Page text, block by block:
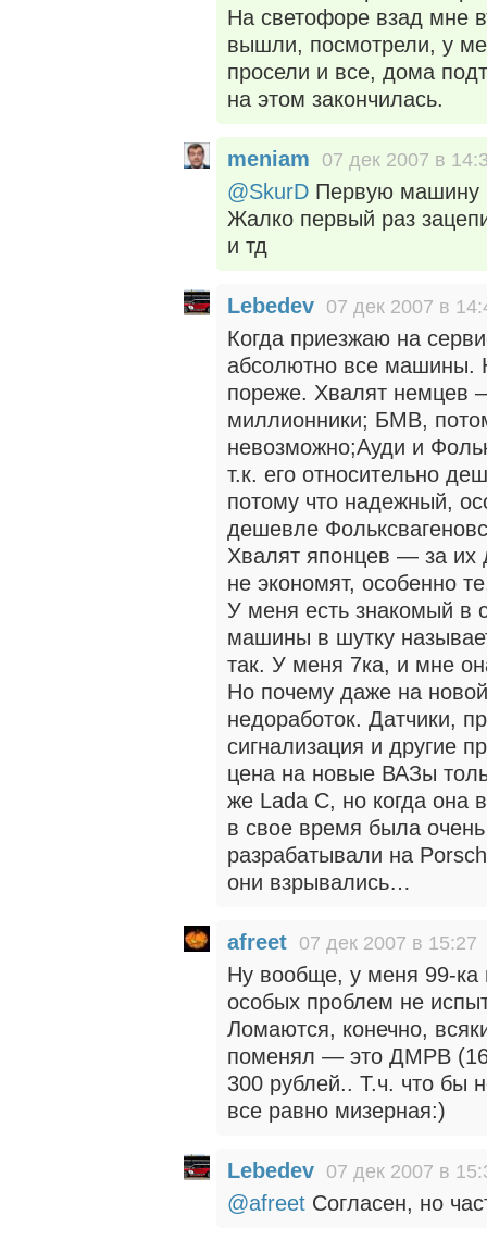
На светофоре взад мне
вышли, посмотрели, у
просели и все, дома
на этом закончилась.
meniam 07 дек 2007 в
@SkurD Первую
Жалко первый раз
и тд
Lebedev 07 дек 2007 в
Когда приезжаю на
абсолютно все машины.
пореже. Хвалят немцев
миллионники; БМВ,
невозможно;Ауди и
т.к. его относительно
потому что надежный,
дешевле
Хвалят японцев — за их
не экономят, особенно
У меня есть знакомый в
машины в шутку
так. У меня 7ка, и мне
Но почему даже на
недоработок. Датчики,
сигнализация и другие
цена на новые ВАЗы
же Lada C, но когда она
в свое время была
разрабатывали на
они взрывались…
afreet 07 дек 2007 в 15:27
Ну вообще, у меня 99-ка
особых проблем не
Ломаются, конечно,
поменял — это ДМРВ
300 рублей.. Т.ч. что бы
все равно мизерная:)
Lebedev 07 дек 2007 в
@afreet Согласен, но